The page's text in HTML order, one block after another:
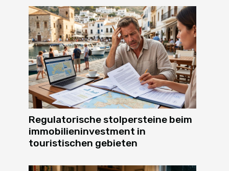
Regulatorische stolpersteine beim
immobilieninvestment in
touristischen gebieten